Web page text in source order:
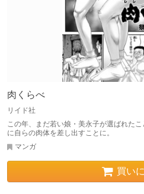
肉くらべ
リイド社
この年、まだ若い娘・美永子が選ばれた
に自らの肉体を差し出すことに。
マンガ
買い